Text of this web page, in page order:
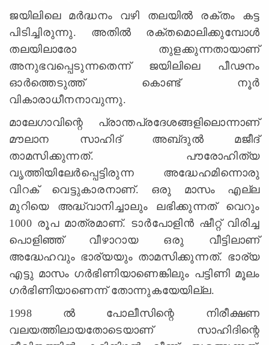
ജയിലിലെ മര്‍ദ്ധനം വഴി തലയില്‍ രക്തം കട്ട
പിടിച്ചിരുന്നു. അതില്‍ രക്തമൊലിക്കുമ്പോള്‍
തലയിലാരോ തുളക്കുന്നതായാണ്‌
അനുഭവപ്പെടുന്നതെന്ന്‌ ജയിലിലെ പീഢനം
ഓര്‍ത്തെടുത്ത്‌ കൊണ്ട്‌ നൂര്‍
വികാരാധീനനാവുന്നു.
മാലേഗാവിന്റെ പ്രാന്തപ്രദേശങ്ങളിലൊന്നാണ്‌
മൗലാന സാഹിദ്‌ അബ്‌ദുല്‍ മജീദ്‌
താമസിക്കുന്നത്‌. പൗരോഹിത്യ
വൃത്തിയിലേര്‍പ്പെട്ടിരുന്ന അദ്ധേഹമിന്നൊരു
വിറക്‌ വെട്ടുകാരനാണ്‌. ഒരു മാസം എല്ല
മുറിയെ അദ്ധ്വാനിച്ചാലും ലഭിക്കുന്നത്‌ വെറും
1000 രൂപ മാത്രമാണ്‌. ടാര്‍പോളിന്‍ ഷീറ്റ്‌ വിരിച്ച
പൊളിഞ്ഞ്‌ വീഴാറായ ഒരു വീട്ടിലാണ്‌
അദ്ധേഹവും ഭാര്യയും താമസിക്കുന്നത്‌. ഭാര്യ
എട്ടു മാസം ഗര്‍ഭിണിയാണെങ്കിലും പട്ടിണി മൂലം
ഗര്‍ഭിണിയാണെന്ന്‌ തോന്നുകയേയില്ല.
1998 ല്‍ പോലീസിന്റെ നിരീക്ഷണ
വലയത്തിലായതോടെയാണ്‌ സാഹിദിന്റെ